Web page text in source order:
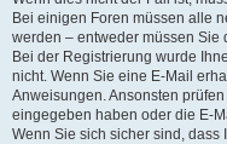
Bei einigen Foren müssen alle
werden – entweder müssen Sie
Bei der Registrierung wurde
nicht. Wenn Sie eine E-Mail
Anweisungen. Ansonsten
eingegeben haben oder die E-
Wenn Sie sich sicher sind,